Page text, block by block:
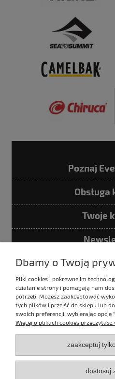
Poznaj
Twoje
Podając adres e-
Politykę
E-
795
Dbamy o Twoją
Pliki cookies i pokrewne im
działanie strony i pomagają nam
potrzeb. Możesz zaakceptować
tych plików i przejść do sklepu lub
swoich preferencji, wybierając opcję
Więcej o plikach cookies
zaakceptuj
dostosuj